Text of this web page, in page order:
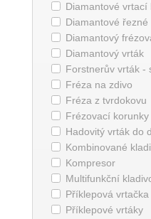
Diamantový vrták
Fréza na zdivo
Fréza z tvrdokovu
Frézovací korunky
Kombinované
Kompresor
Multifunkční
Příklepová vrtačka
Příklepové vrtáky